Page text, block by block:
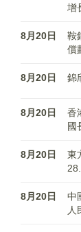
增
8月20日
鞍
償
8月20日 錦
8月20日
香
國
8月20日
東
8月20日
中
人